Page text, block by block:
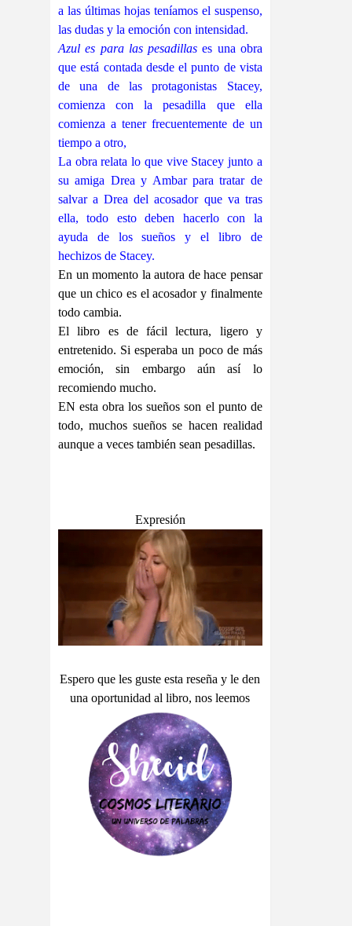
a las últimas hojas teníamos el suspenso,
las dudas y la emoción con intensidad.
Azul es para las pesadillases una obra
que está contada desde el punto de vista
de una de las protagonistas Stacey,
comienza con la pesadilla que ella
comienza a tener frecuentemente de un
tiempo a otro,
La obra relata lo que vive Stacey junto a
su amiga Drea y Ambar para tratar de
salvar a Drea del acosador que va tras
ella, todo esto deben hacerlo con la
ayuda de los sueños y el libro de
hechizos de Stacey.
En un momento la autora de hace pensar
que un chico es el acosador y finalmente
todo cambia.
El libro es de fácil lectura, ligero y
entretenido. Si esperaba un poco de más
emoción, sin embargo aún así lo
recomiendo mucho.
EN esta obra los sueños son el punto de
todo, muchos sueños se hacen realidad
aunque a veces también sean pesadillas.
Expresión
Espero que les guste esta reseña y le den
una oportunidad al libro, nos leemos